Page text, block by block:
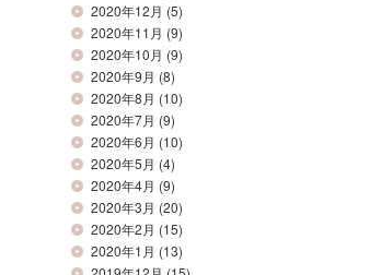
2020年12月 (5)
2020年11月 (9)
2020年10月 (9)
2020年9月 (8)
2020年8月 (10)
2020年7月 (9)
2020年6月 (10)
2020年5月 (4)
2020年4月 (9)
2020年3月 (20)
2020年2月 (15)
2020年1月 (13)